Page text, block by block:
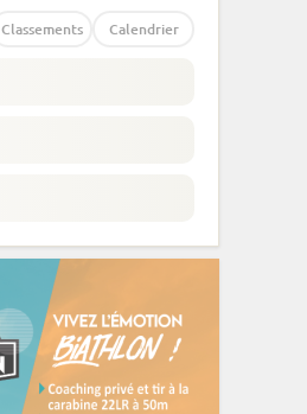
Classements Calendrier